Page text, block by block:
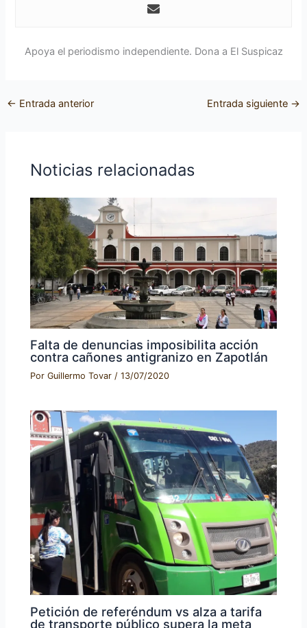
Apoya el periodismo independiente. Dona a El Suspicaz
← Entrada anterior Entrada siguiente →
Noticias relacionadas
Falta de denuncias imposibilita acción
contra cañones antigranizo en Zapotlán
PorGuillermo Tovar/13/07/2020
Petición de referéndum vs alza a tarifa
de transporte público supera la meta